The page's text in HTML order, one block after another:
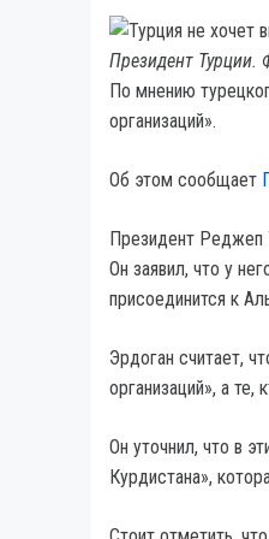
Президент Турции.
По мнению
организаций».
Об этом сообщает
Президент Реджеп
Он заявил, что у
присоединится к
Эрдоган считает,
организаций», а
Он уточнил, что в
Курдистана»,